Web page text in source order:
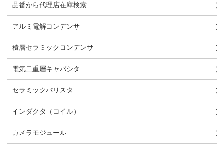
品番から代理店在庫検索
アルミ電解コンデンサ
積層セラミックコンデンサ
電気二重層キャパシタ
セラミックバリスタ
インダクタ（コイル）
カメラモジュール